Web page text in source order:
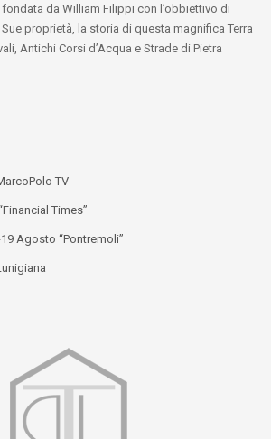
da William Filippi con l’obbiettivo di
proprietà, la storia di questa magnifica Terra
Antichi Corsi d’Acqua e Strade di Pietra
TV
Times”
Agosto “Pontremoli”